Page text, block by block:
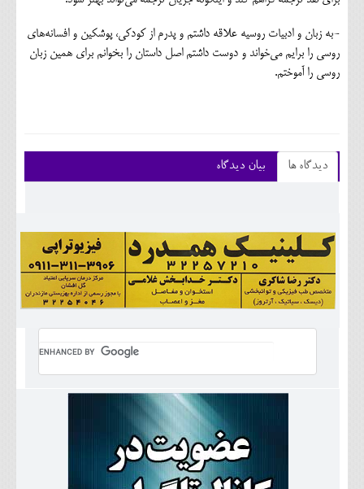
-به زبان و ادبیات روسیه علاقه داشتم و پدرم از کودکی، پوشکین و افسانه‌های
روسی را برایم می‌خواند و دوست داشتم اصل داستان را بخوانم برای همین زبان
روسی را آموختم.
دیدگاه ها بیان دیدگاه